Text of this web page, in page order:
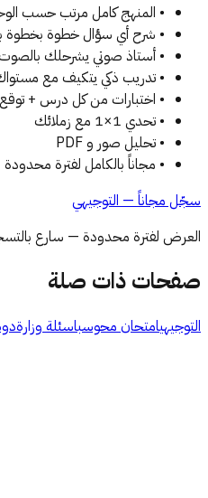
• المنهج كامل مرتب حسب
• شرح أي سؤال خطوة بخطوة
• أستاذ صوتي يشرحلك بالصوت
• تدريب ذكي يتكيف مع
• اختبارات من كل درس +
• تحدي 1×1 مع زملائك
• تحليل صور و PDF
• مجاناً بالكامل لفترة محدودة
سجّل مجاناً — التوجيهي
العرض لفترة محدودة — سارع
صفحات ذات صلة
التوجيهيامتحان محوسباسئلة وزارة